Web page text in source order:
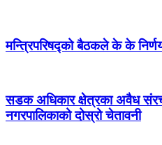
मन्त्रिपरिषद्को बैठकले के के निर्णय
सडक अधिकार क्षेत्रका अवैध
नगरपालिकाको दोस्रो चेतावनी